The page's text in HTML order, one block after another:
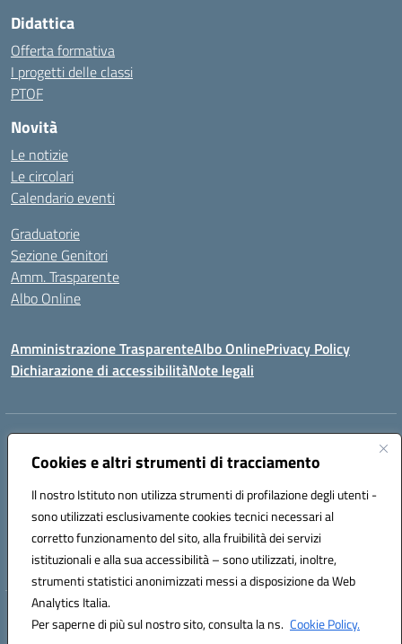
Cookies e altri strumenti di tracciamento
Il nostro Istituto non utilizza strumenti di profilazione degli utenti -
sono utilizzati esclusivamente cookies tecnici necessari al
corretto funzionamento del sito, alla fruibilità dei servizi
istituzionali e alla sua accessibilità – sono utilizzati, inoltre,
strumenti statistici anonimizzati messi a disposizione da Web
Analytics Italia.
Per saperne di più sul nostro sito, consulta la ns. Cookie Policy.
Didattica
Offerta formativa
I progetti delle classi
PTOF
Novità
Le notizie
Le circolari
Calendario eventi
Graduatorie
Sezione Genitori
Amm. Trasparente
Albo Online
Amministrazione TrasparenteAlbo OnlinePrivacy Policy
Dichiarazione di accessibilitàNote legali
Indirizzo:
Centralino:0823/718125 Email:bnic839008@istruzione.it
Codice fiscale: 92029030621
Codice meccanografico:
BNIC839008
Codice unico di fatturazione (CUF): UFSWAV
Hosting & Powered by 3D Solution S.r.l.
Concept & Design by Designers Italia